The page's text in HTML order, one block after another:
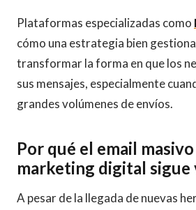
Plataformas especializadas como
cómo una estrategia bien
transformar la forma en que los
sus mensajes, especialmente
grandes volúmenes de envíos.
Por qué el email
marketing digital sigue
A pesar de la llegada de nuevas